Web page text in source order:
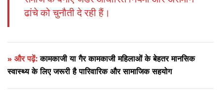
ढांचे को चुनौती दे रही हैं।
» और पढ़ें:कामकाजी या गैर कामकाजी महिलाओं के बेहतर मानसिक
स्वास्थ्य के लिए जरूरी है पारिवारिक और सामाजिक सहयोग